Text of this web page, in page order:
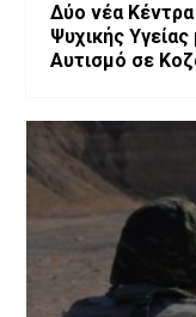
Δύο νέα
Ψυχικής Υγείας
Αυτισμό σε